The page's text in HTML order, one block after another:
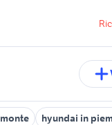
hyundai in